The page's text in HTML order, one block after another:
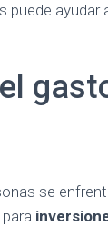
puede
se